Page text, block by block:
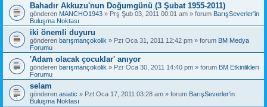
Bahadır Akkuzu'nun Doğumgünü (3 Şubat 1955-2011)
gönderen MANCHO1943 » Prş Şub 03, 2011 00:01 am » forum BarışSeverler'in
Buluşma Noktası
iki önemli duyuru
gönderen barışmançokolik » Pzt Oca 31, 2011 12:42 pm » forum BM Medya
Forumu
'Adam olacak çocuklar' anıyor
gönderen barışmançokolik » Pzr Oca 30, 2011 14:40 pm » forum BM Etkinlikleri
Forumu
selam
gönderen asiatic » Pzt Oca 17, 2011 03:28 am » forum BarışSeverler'in
Buluşma Noktası